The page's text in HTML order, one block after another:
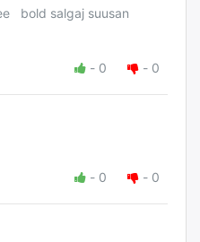
bold salgaj suusan
- 0 - 0
- 0 - 0